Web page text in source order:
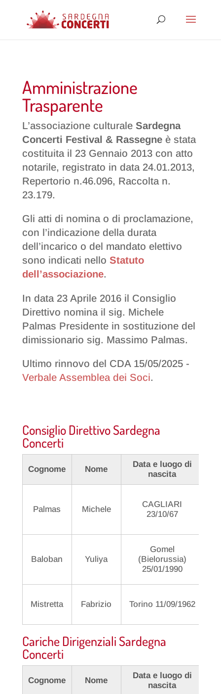
Amministrazione
Trasparente
L’associazione culturale Sardegna
Concerti Festival & Rassegneè stata
costituita il 23 Gennaio 2013 con atto
notarile, registrato in data 24.01.2013,
Repertorio n.46.096, Raccolta n.
23.179.
Gli atti di nomina o di proclamazione,
con l’indicazione della durata
dell’incarico o del mandato elettivo
sono indicati nello Statuto
dell’associazione.
In data 23 Aprile 2016 il Consiglio
Direttivo nomina il sig. Michele
Palmas Presidente in sostituzione del
dimissionario sig. Massimo Palmas.
Ultimo rinnovo del CDA 15/05/2025 -
Verbale Assemblea dei Soci.
Consiglio Direttivo Sardegna
Concerti
Cognome Nome
Data e luogo di
nascita
Palmas Michele
CAGLIARI
23/10/67
Baloban Yuliya
Gomel
(Bielorussia)
25/01/1990
Mistretta Fabrizio Torino 11/09/1962
Cariche Dirigenziali Sardegna
Concerti
Cognome Nome
Data e luogo di
nascita